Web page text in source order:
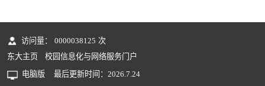
访问量： 0000038125 次
东大主页
校园信息化与网络服务门户
电脑版
最后更新时间： 2026 7 24